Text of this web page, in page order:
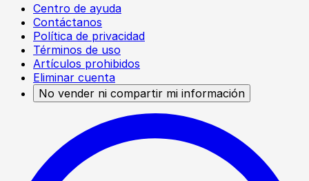
Centro de ayuda
Contáctanos
Política de privacidad
Términos de uso
Artículos prohibidos
Eliminar cuenta
No vender ni compartir mi información